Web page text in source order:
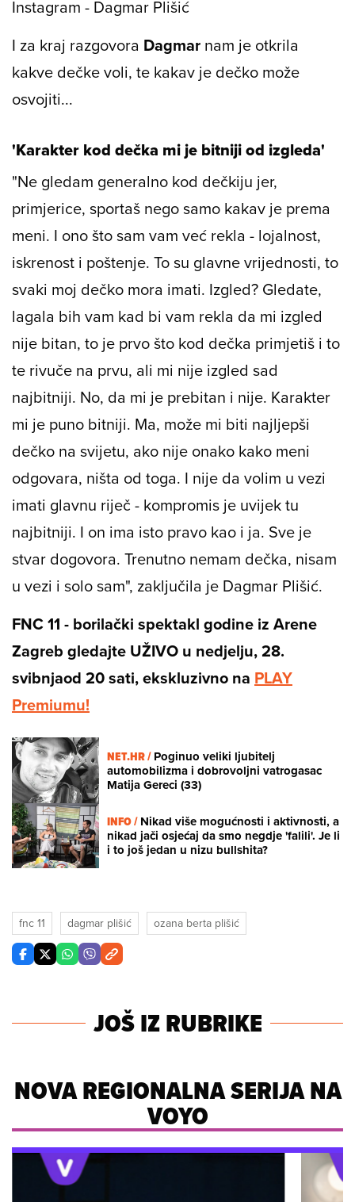
Instagram - Dagmar Plišić
I za kraj razgovora Dagmar nam je otkrila
kakve dečke voli, te kakav je dečko može
osvojiti...
'Karakter kod dečka mi je bitniji od izgleda'
"Ne gledam generalno kod dečkiju jer,
primjerice, sportaš nego samo kakav je prema
meni. I ono što sam vam već rekla - lojalnost,
iskrenost i poštenje. To su glavne vrijednosti, to
svaki moj dečko mora imati. Izgled? Gledate,
lagala bih vam kad bi vam rekla da mi izgled
nije bitan, to je prvo što kod dečka primjetiš i to
te rivuče na prvu, ali mi nije izgled sad
najbitniji. No, da mi je prebitan i nije. Karakter
mi je puno bitniji. Ma, može mi biti najljepši
dečko na svijetu, ako nije onako kako meni
odgovara, ništa od toga. I nije da volim u vezi
imati glavnu riječ - kompromis je uvijek tu
najbitniji. I on ima isto pravo kao i ja. Sve je
stvar dogovora. Trenutno nemam dečka, nisam
u vezi i solo sam", zaključila je Dagmar Plišić.
FNC 11 - borilački spektakl godine iz Arene
Zagreb gledajte UŽIVO u nedjelju, 28.
svibnjaod 20 sati, ekskluzivno na PLAY
Premiumu!
NET.HR /Poginuo veliki ljubitelj
automobilizma i dobrovoljni vatrogasac
Matija Gereci (33)
INFO /Nikad više mogućnosti i aktivnosti, a
nikad jači osjećaj da smo negdje 'falili'. Je li
i to još jedan u nizu bullshita?
fnc 11 dagmar plišić ozana berta plišić
JOŠ IZ RUBRIKE
NOVA REGIONALNA SERIJA NA
VOYO